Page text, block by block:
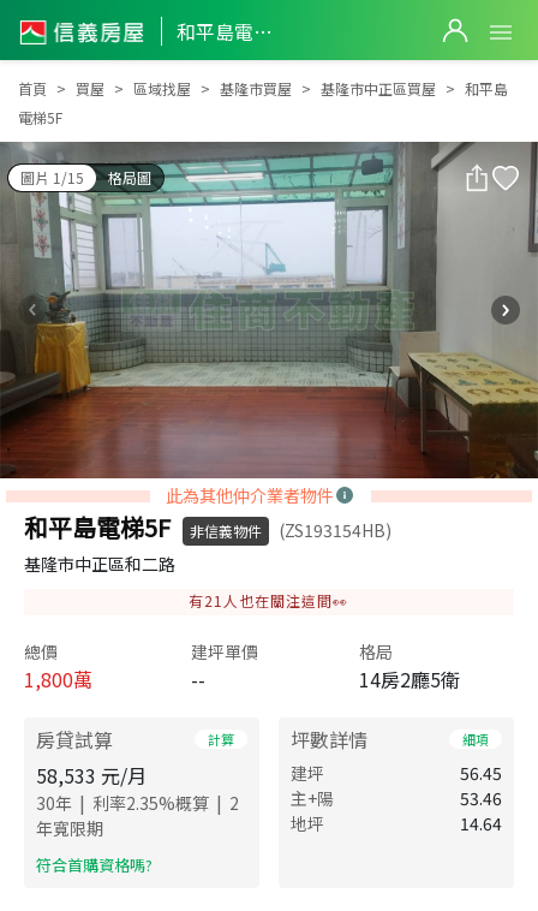
和平島電梯5F
和平島電梯5F
首頁 買屋 區域找屋 基隆市買屋 基隆市中正區買屋
和平島
電梯5F
圖片 1/15 格局圖
此為其他仲介業者物件
和平島電梯5F 非信義物件
(ZS193154HB)
基隆市中正區和二路
有21 人也在關注這間👀
總價
1,800萬
建坪單價
--
格局
14房2廳5衛
房貸試算 計算
58,533 元/月
30年 | 利率2.35%概算 | 2
年寬限期
​符合首購資格嗎?
坪數詳情 細項
建坪
56.45
主+陽
53.46
地坪
14.64